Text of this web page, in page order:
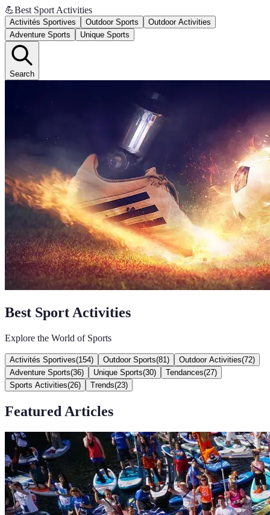
💪Best Sport Activities
Activités Sportives Outdoor Sports
Outdoor Activities
Adventure Sports
Unique Sports
Search
Best Sport Activities
Explore the World of Sports
Activités Sportives(154) Outdoor Sports(81 ) Outdoor Activities(72)
Adventure Sports(36) Unique Sports(30) Tendances(27)
Sports Activities(26) Trends(23)
Featured Articles